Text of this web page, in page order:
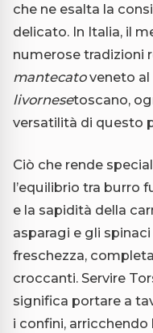
che ne esalta la
delicato. In Italia, il
numerose tradizioni
mantecatoveneto al
livornesetoscano,
versatilità di questo
Ciò che rende
l’equilibrio tra burro
e la sapidità della
asparagi e gli
freschezza,
croccanti. Servire
significa portare a
i confini, arricchendo